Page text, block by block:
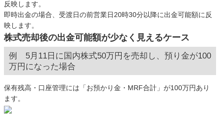
反映します。
即時出金の場合、受渡日の前営業日20時30分以降に出金可能額に反
映します。
株式売却後の出金可能額が少なく見えるケース
例 5月11日に国内株式50万円を売却し、預り金が100
万円になった場合
保有残高・口座管理には「お預かり金・MRF合計」が100万円あり
ます。